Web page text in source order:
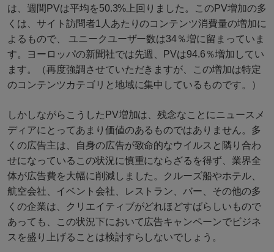
は、週間PVは平均を50.3%上回りました。このPV増加の多
くは、サイト訪問者1人あたりのコンテンツ消費量の増加に
よるもので、 ユニークユーザー数は34％増に留まっていま
す。ヨーロッパの新聞社では先週、PVは94.6％増加してい
ます。（再度強調させていただきますが、この増加は特定
のコンテンツカテゴリと地域に集中しているものです。）
しかしながらこうしたPV増加は、残念なことにニュースメ
ディアにとってあまり価値のあるものではありません。多
くの広告主は、自身の広告が致命的なウイルスと隣り合わ
せになっているこの状況に慎重にならざるを得ず、業界全
体が広告費を大幅に削減しました。クルーズ船やホテル、
航空会社、イベント会社、レストラン、バー、その他の多
くの企業は、クリエイティブがどれほどすばらしいもので
あっても、この状況下において広告キャンペーンでビジネ
スを盛り上げることは検討すらしないでしょう。